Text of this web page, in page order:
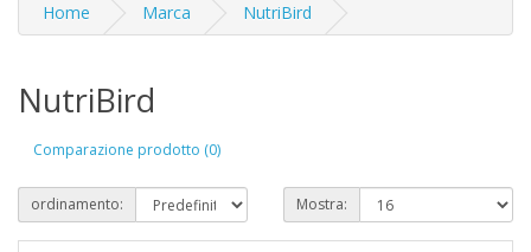
Home Marca NutriBird
NutriBird
Comparazione prodotto (0)
ordinamento: Mostra: